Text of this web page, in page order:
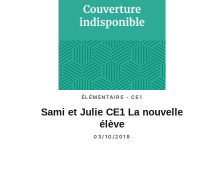
ÉLÉMENTAIRE - CE1
Sami et Julie CE1 La nouvelle
élève
03/10/2018